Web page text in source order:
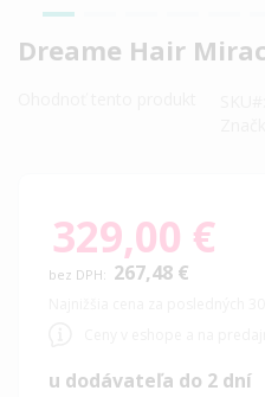
Dreame Hair
329,00 €
267,48 €
u dodávateľa do 2 dní
Preskočiť